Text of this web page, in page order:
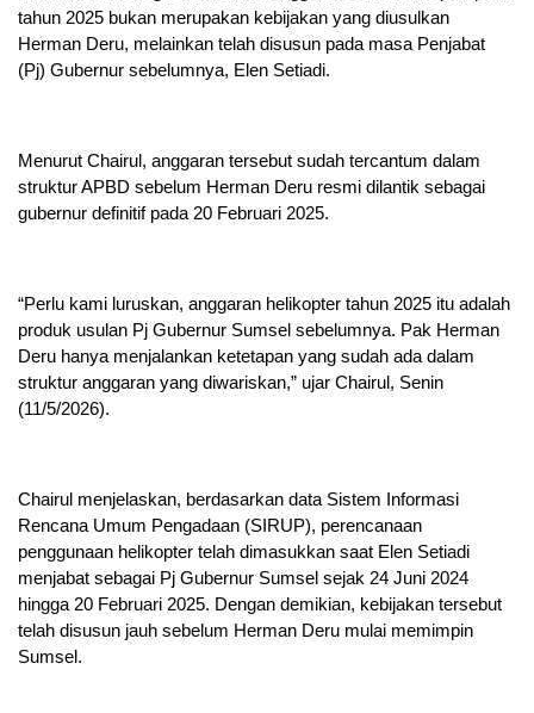
tahun 2025 bukan merupakan kebijakan yang diusulkan
Herman Deru, melainkan telah disusun pada masa Penjabat
(Pj) Gubernur sebelumnya, Elen Setiadi.
Menurut Chairul, anggaran tersebut sudah tercantum dalam
struktur APBD sebelum Herman Deru resmi dilantik sebagai
gubernur definitif pada 20 Februari 2025.
“Perlu kami luruskan, anggaran helikopter tahun 2025 itu adalah
produk usulan Pj Gubernur Sumsel sebelumnya. Pak Herman
Deru hanya menjalankan ketetapan yang sudah ada dalam
struktur anggaran yang diwariskan,” ujar Chairul, Senin
(11/5/2026).
Chairul menjelaskan, berdasarkan data Sistem Informasi
Rencana Umum Pengadaan (SIRUP), perencanaan
penggunaan helikopter telah dimasukkan saat Elen Setiadi
menjabat sebagai Pj Gubernur Sumsel sejak 24 Juni 2024
hingga 20 Februari 2025. Dengan demikian, kebijakan tersebut
telah disusun jauh sebelum Herman Deru mulai memimpin
Sumsel.